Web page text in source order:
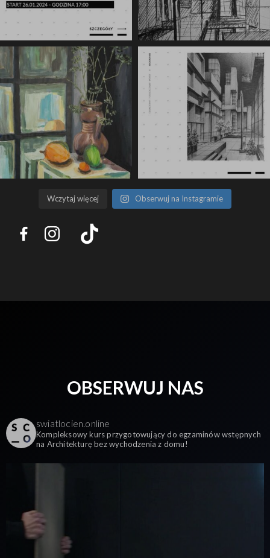
Wczytaj więcej Obserwuj na Instagramie
OBSERWUJ NAS
swiatlocien.online
Kompleksowy kurs przygotowujący do egzaminów wstępnych
na Architekturę bez wychodzenia z domu!